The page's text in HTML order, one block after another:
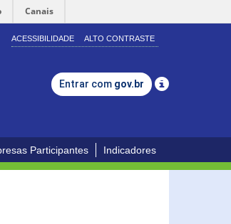
Canais
ACESSIBILIDADE ALTO CONTRASTE
Entrar com gov.br
Participantes Indicadores